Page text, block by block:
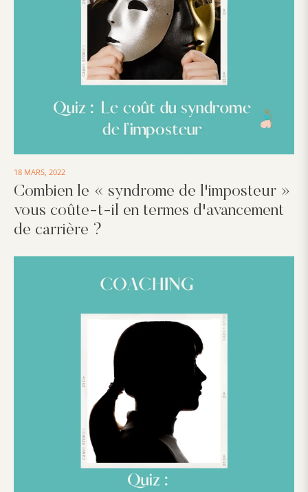
18 MARS, 2022
Combien le « syndrome de l'imposteur »
vous coûte-t-il en termes d'avancement
de carrière ?